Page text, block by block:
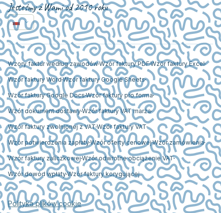
Jesteśmy z Wami od 2010 roku
Wzory faktur według zawodówWzór faktury PDFWzór faktury Excel
Wzór faktury Word Wzór faktury Google Sheets
Wzór faktury Google DocsWzór faktury pro forma
Wzór dokument dostawyWzór faktury VAT marża
Wzór faktury zwolnionej z VATWzór faktury VAT
Wzór potwierdzenia zapłatyWzór oferty cenowejWzór zamówienia
Wzór faktury zaliczkowejWzór odwrotne obciążenie VAT
Wzór dowód wpłatyWzór faktury korygującej
Polityka plików cookie